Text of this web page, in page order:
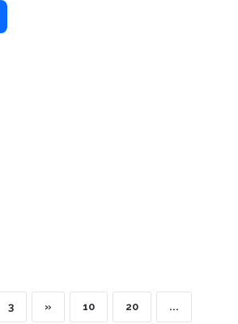
3 » 10 20 ...